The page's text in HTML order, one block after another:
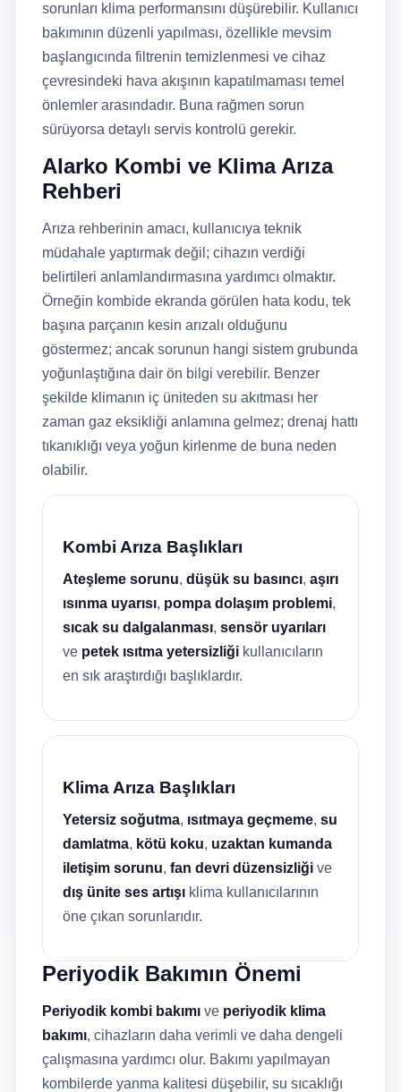
sorunları klima performansını düşürebilir. Kullanıcı
bakımının düzenli yapılması, özellikle mevsim
başlangıcında filtrenin temizlenmesi ve cihaz
çevresindeki hava akışının kapatılmaması temel
önlemler arasındadır. Buna rağmen sorun
sürüyorsa detaylı servis kontrolü gerekir.
Alarko Kombi ve Klima Arıza
Rehberi
Arıza rehberinin amacı, kullanıcıya teknik
müdahale yaptırmak değil; cihazın verdiği
belirtileri anlamlandırmasına yardımcı olmaktır.
Örneğin kombide ekranda görülen hata kodu, tek
başına parçanın kesin arızalı olduğunu
göstermez; ancak sorunun hangi sistem grubunda
yoğunlaştığına dair ön bilgi verebilir. Benzer
şekilde klimanın iç üniteden su akıtması her
zaman gaz eksikliği anlamına gelmez; drenaj hattı
tıkanıklığı veya yoğun kirlenme de buna neden
olabilir.
Kombi Arıza Başlıkları
Ateşleme sorunu, düşük su basıncı, aşırı
ısınma uyarısı, pompa dolaşım problemi,
sıcak su dalgalanması, sensör uyarıları
ve petek ısıtma yetersizliği kullanıcıların
en sık araştırdığı başlıklardır.
Klima Arıza Başlıkları
Yetersiz soğutma, ısıtmaya geçmeme, su
damlatma, kötü koku, uzaktan kumanda
iletişim sorunu, fan devri düzensizliği ve
dış ünite ses artışı klima kullanıcılarının
öne çıkan sorunlarıdır.
Periyodik Bakımın Önemi
Periyodik kombi bakımı ve periyodik klima
bakımı, cihazların daha verimli ve daha dengeli
çalışmasına yardımcı olur. Bakımı yapılmayan
kombilerde yanma kalitesi düşebilir, su sıcaklığı